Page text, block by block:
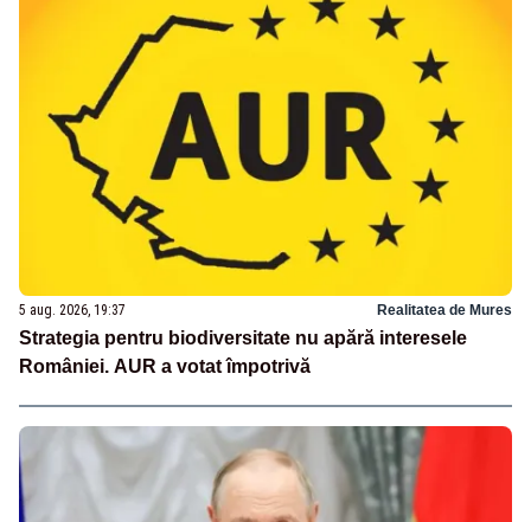
5 aug. 2026, 19:37 Realitatea de Mures
Strategia pentru biodiversitate nu apără interesele
României. AUR a votat împotrivă